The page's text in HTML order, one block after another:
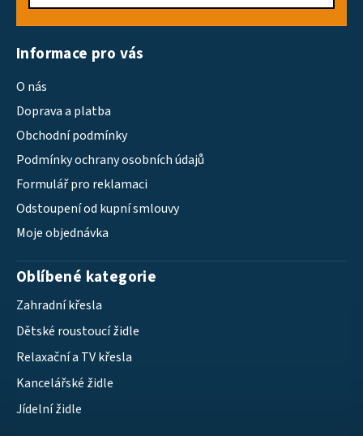
Informace pro vás
O nás
Doprava a platba
Obchodní podmínky
Podmínky ochrany osobních údajů
Formulář pro reklamaci
Odstoupení od kupní smlouvy
Moje objednávka
Oblíbené kategorie
Zahradní křesla
Dětské roustoucí židle
Relaxační a TV křesla
Kancelářské židle
Jídelní židle